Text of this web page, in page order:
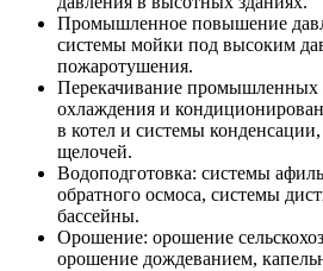
Промышленное повышение
системы мойки под высоким
пожаротушения.
Перекачивание
охлаждения и
в котел и системы
щелочей.
Водоподготовка: системы
обратного осмоса, системы
бассейны.
Орошение: орошение
орошение дождеванием,